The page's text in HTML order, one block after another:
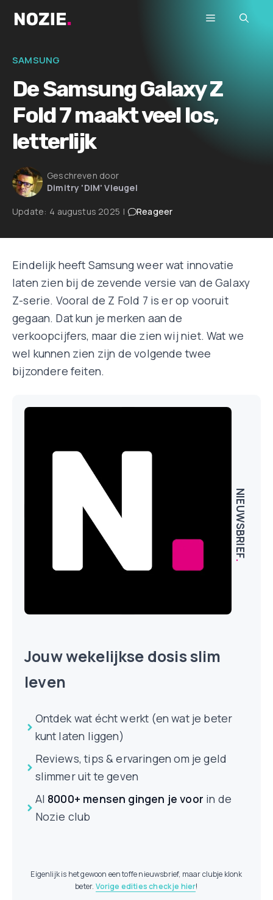
naar
inhoud
Menu
SAMSUNG
De Samsung Galaxy Z
Fold 7 maakt veel los,
letterlijk
Geschreven door
Dimitry 'DIM' Vleugel
Update: 4 augustus 2025 | Reageer
Eindelijk heeft Samsung weer wat innovatie
laten zien bij de zevende versie van de Galaxy
Z-serie. Vooral de Z Fold 7 is er op vooruit
gegaan. Dat kun je merken aan de
verkoopcijfers, maar die zien wij niet. Wat we
wel kunnen zien zijn de volgende twee
bijzondere feiten.
NIEUWSBRIEF
.
Jouw wekelijkse dosis slim
leven
Ontdek wat écht werkt (en wat je beter
kunt laten liggen)
Reviews, tips & ervaringen om je geld
slimmer uit te geven
Al 8000+ mensen gingen je voor in de
Nozie club
Eigenlijk is het gewoon een toffe nieuwsbrief, maar clubje klonk
beter. Vorige edities check je hier!